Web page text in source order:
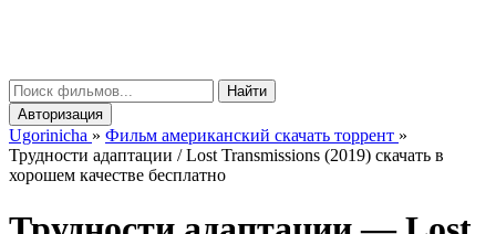
Найти
Авторизация
Ugorinicha » Фильм американский скачать торрент »
Трудности адаптации / Lost Transmissions (2019) скачать в
хорошем качестве бесплатно